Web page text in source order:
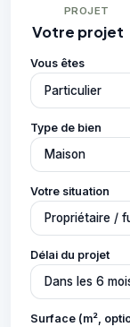
PROJET
Votre projet
Vous êtes
Type de bien
Votre situation
Délai du projet
Surface (m²,